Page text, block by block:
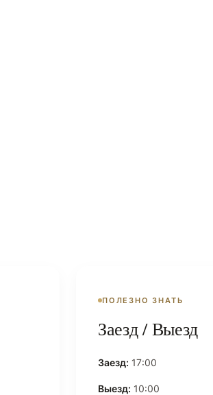
ПОЛЕЗНО ЗНАТЬ
Заезд / Выезд
Заезд: 17:00
Выезд: 10:00